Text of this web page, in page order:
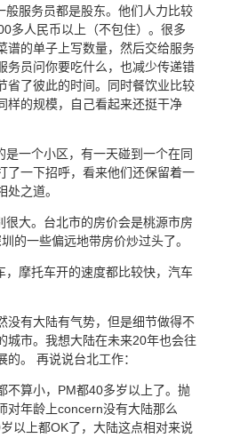
般服务员都是股东。他们人力比较
多人民币以上（不包住）。很多
谱的单子上写数量，然后交给服务
务员问你要吃什么，也减少传递错
省了彼此的时间。同时餐饮业比较
样的规模，自己看起来还挺干净
一个小区，有一天碰到一个在同
了一下招呼，看来他们还保留着一
之道。
很大。台北市的房价会是桃源市房
的一些偏远地带房价炒过头了。
，摩托车开的速度都比较快，汽车
没有大陆有气势，但是细节做得不
城市。我想大陆在未来20年也会往
。 再说说台北工作：
不算小，PM都40多岁以上了。抛
对年龄上concern没有大陆那么
以上都OK了，大陆这点相对来说